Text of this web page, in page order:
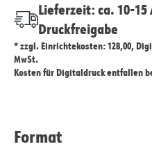
Lieferzeit: ca. 10-
Druckfreigabe
* zzgl. Einrichtekosten: 128,00,
MwSt.
Kosten für Digitaldruck entfallen
Format